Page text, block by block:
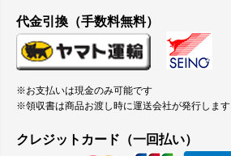
代金引換（手数料無料）
※お支払いは現金のみ可能です
※領収書は商品お渡し時に運送会社が発行します
クレジットカード（一回払い）